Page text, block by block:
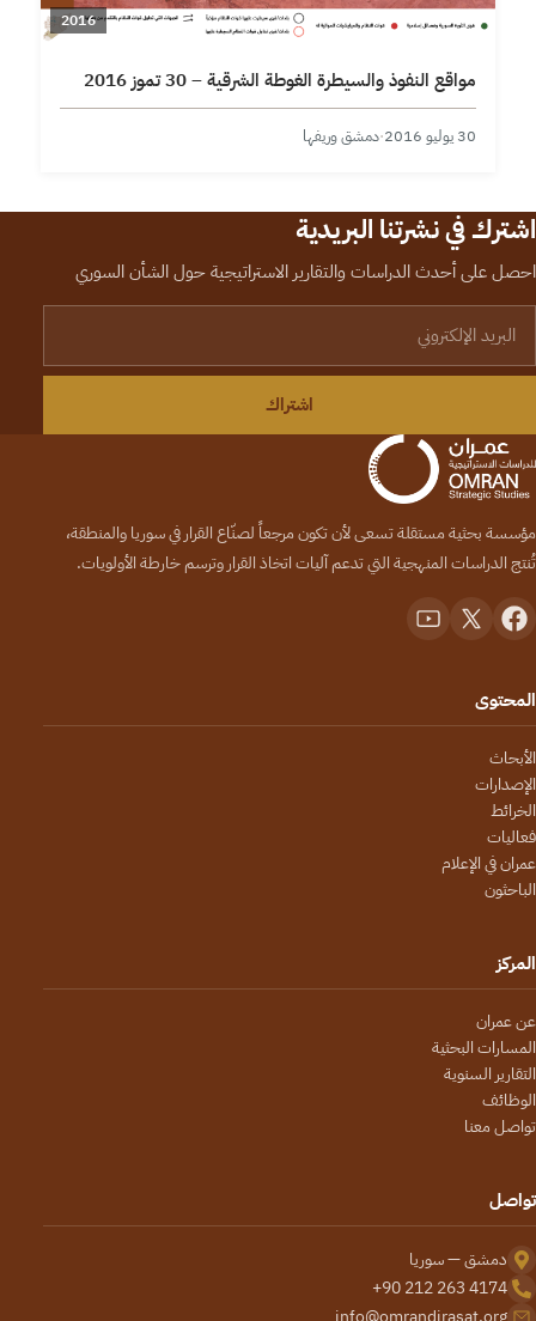
2016
مواقع النفوذ والسيطرة الغوطة الشرقية – 30 تموز 2016
30 يوليو 2016 ·دمشق وريفها
اشترك في نشرتنا البريدية
احصل على أحدث الدراسات والتقارير الاستراتيجية حول الشأن السوري
اشتراك
مؤسسة بحثية مستقلة تسعى لأن تكون مرجعاً لصنّاع القرار في سوريا والمنطقة،
تُنتج الدراسات المنهجية التي تدعم آليات اتخاذ القرار وترسم خارطة الأولويات.
المحتوى
الأبحاث
الإصدارات
الخرائط
فعاليات
عمران في الإعلام
الباحثون
المركز
عن عمران
المسارات البحثية
التقارير السنوية
الوظائف
تواصل معنا
تواصل
دمشق — سوريا
+90 212 263 4174